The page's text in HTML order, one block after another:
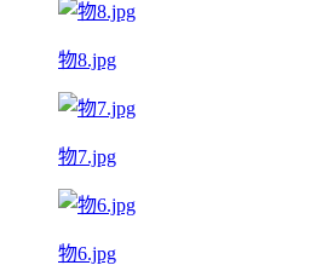
物8.jpg
物7.jpg
物6.jpg